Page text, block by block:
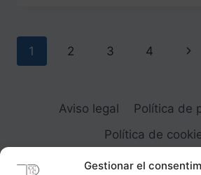
Gestionar el
Navegación
página
1 2 3 4
Aviso legal
Política de
Política de